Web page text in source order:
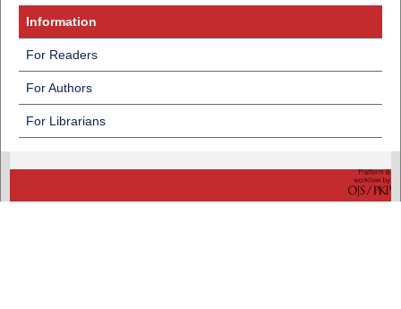
Information
For Readers
For Authors
For Librarians